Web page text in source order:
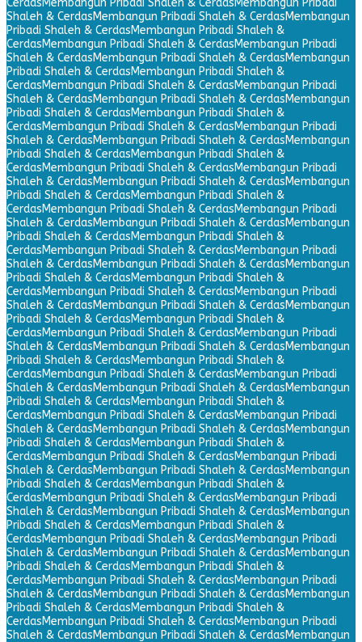
CerdasMembangun Pribadi Shaleh & CerdasMembangun Pribadi
Shaleh & CerdasMembangun Pribadi Shaleh & CerdasMembangun
Pribadi Shaleh & CerdasMembangun Pribadi Shaleh &
CerdasMembangun Pribadi Shaleh & CerdasMembangun Pribadi
Shaleh & CerdasMembangun Pribadi Shaleh & CerdasMembangun
Pribadi Shaleh & CerdasMembangun Pribadi Shaleh &
CerdasMembangun Pribadi Shaleh & CerdasMembangun Pribadi
Shaleh & CerdasMembangun Pribadi Shaleh & CerdasMembangun
Pribadi Shaleh & CerdasMembangun Pribadi Shaleh &
CerdasMembangun Pribadi Shaleh & CerdasMembangun Pribadi
Shaleh & CerdasMembangun Pribadi Shaleh & CerdasMembangun
Pribadi Shaleh & CerdasMembangun Pribadi Shaleh &
CerdasMembangun Pribadi Shaleh & CerdasMembangun Pribadi
Shaleh & CerdasMembangun Pribadi Shaleh & CerdasMembangun
Pribadi Shaleh & CerdasMembangun Pribadi Shaleh &
CerdasMembangun Pribadi Shaleh & CerdasMembangun Pribadi
Shaleh & CerdasMembangun Pribadi Shaleh & CerdasMembangun
Pribadi Shaleh & CerdasMembangun Pribadi Shaleh &
CerdasMembangun Pribadi Shaleh & CerdasMembangun Pribadi
Shaleh & CerdasMembangun Pribadi Shaleh & CerdasMembangun
Pribadi Shaleh & CerdasMembangun Pribadi Shaleh &
CerdasMembangun Pribadi Shaleh & CerdasMembangun Pribadi
Shaleh & CerdasMembangun Pribadi Shaleh & CerdasMembangun
Pribadi Shaleh & CerdasMembangun Pribadi Shaleh &
CerdasMembangun Pribadi Shaleh & CerdasMembangun Pribadi
Shaleh & CerdasMembangun Pribadi Shaleh & CerdasMembangun
Pribadi Shaleh & CerdasMembangun Pribadi Shaleh &
CerdasMembangun Pribadi Shaleh & CerdasMembangun Pribadi
Shaleh & CerdasMembangun Pribadi Shaleh & CerdasMembangun
Pribadi Shaleh & CerdasMembangun Pribadi Shaleh &
CerdasMembangun Pribadi Shaleh & CerdasMembangun Pribadi
Shaleh & CerdasMembangun Pribadi Shaleh & CerdasMembangun
Pribadi Shaleh & CerdasMembangun Pribadi Shaleh &
CerdasMembangun Pribadi Shaleh & CerdasMembangun Pribadi
Shaleh & CerdasMembangun Pribadi Shaleh & CerdasMembangun
Pribadi Shaleh & CerdasMembangun Pribadi Shaleh &
CerdasMembangun Pribadi Shaleh & CerdasMembangun Pribadi
Shaleh & CerdasMembangun Pribadi Shaleh & CerdasMembangun
Pribadi Shaleh & CerdasMembangun Pribadi Shaleh &
CerdasMembangun Pribadi Shaleh & CerdasMembangun Pribadi
Shaleh & CerdasMembangun Pribadi Shaleh & CerdasMembangun
Pribadi Shaleh & CerdasMembangun Pribadi Shaleh &
CerdasMembangun Pribadi Shaleh & CerdasMembangun Pribadi
Shaleh & CerdasMembangun Pribadi Shaleh & CerdasMembangun
Pribadi Shaleh & CerdasMembangun Pribadi Shaleh &
CerdasMembangun Pribadi Shaleh & CerdasMembangun Pribadi
Shaleh & CerdasMembangun Pribadi Shaleh & CerdasMembangun